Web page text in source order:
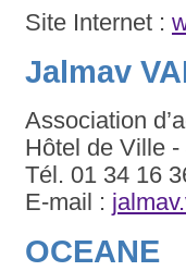
Site Internet :
Jalmav
Association
Hôtel de Ville
Tél. 01 34 16
E-mail :
OCEANE